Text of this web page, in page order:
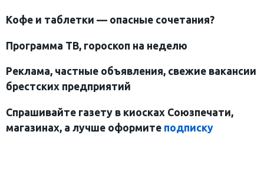
Кофе и таблетки — опасные сочетания?
Программа ТВ, гороскоп на неделю
Реклама, частные объявления, свежие вакансии
брестских предприятий
Спрашивайте газету в киосках Союзпечати,
магазинах, а лучше оформите подписку